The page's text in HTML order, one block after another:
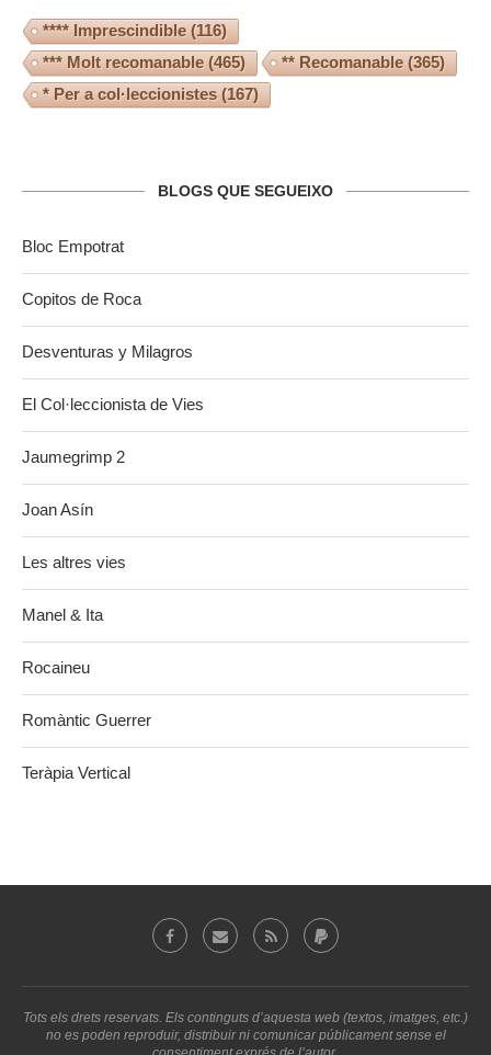
**** Imprescindible(116)
*** Molt recomanable(465) ** Recomanable(365)
* Per a col·leccionistes (167)
BLOGS QUE SEGUEIXO
Bloc Empotrat
Copitos de Roca
Desventuras y Milagros
El Col·leccionista de Vies
Jaumegrimp 2
Joan Asín
Les altres vies
Manel & Ita
Rocaineu
Romàntic Guerrer
Teràpia Vertical
Tots els drets reservats. Els continguts d’aquesta web (textos, imatges, etc.)
no es poden reproduir, distribuir ni comunicar públicament sense el